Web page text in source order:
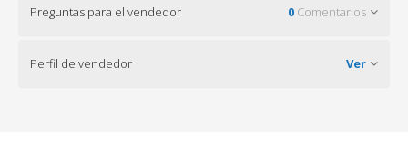
Preguntas para el vendedor 0 Comentarios
Perfil de vendedor Ver